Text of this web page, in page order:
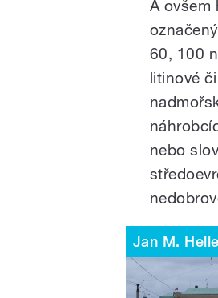
A ovšem
60, 100
litinové
nebo
Jan M.